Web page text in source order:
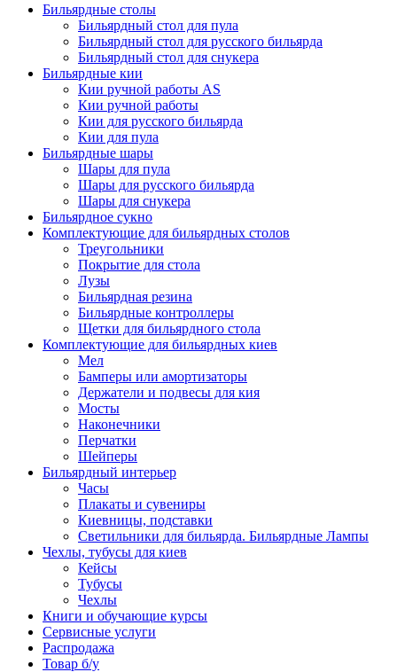
Бильярдные столы
Бильярдный стол для пула
Бильярдный стол для русского бильярда
Бильярдный стол для снукера
Бильярдные кии
Кии ручной работы AS
Кии ручной работы
Кии для русского бильярда
Кии для пула
Бильярдные шары
Шары для пула
Шары для русского бильярда
Шары для снукера
Бильярдное сукно
Комплектующие для бильярдных столов
Треугольники
Покрытие для стола
Лузы
Бильярдная резина
Бильярдные контроллеры
Щетки для бильярдного стола
Комплектующие для бильярдных киев
Мел
Бамперы или амортизаторы
Держатели и подвесы для кия
Мосты
Наконечники
Перчатки
Шейперы
Бильярдный интерьер
Часы
Плакаты и сувениры
Киевницы, подставки
Светильники для бильярда. Бильярдные Лампы
Чехлы, тубусы для киев
Кейсы
Тубусы
Чехлы
Книги и обучающие курсы
Сервисные услуги
Распродажа
Товар б/у